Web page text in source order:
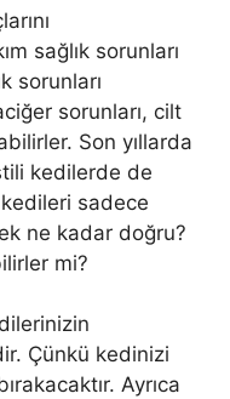
sağlık sorunları
sorunları
sorunları, cilt
Son yıllarda
kedilerde de
sadece
ne kadar doğru?
mi?
Çünkü kedinizi
Ayrıca